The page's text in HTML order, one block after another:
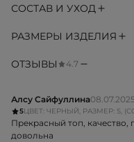
СОСТАВ И УХОД
РАЗМЕРЫ ИЗДЕЛИЯ
ОТЗЫВЫ 4.7
Алсу Сайфуллина08.07.2025
5ЦВЕТ: ЧЕРНЫЙ, РАЗМЕР: S,
Прекрасный топ, качество,
довольна